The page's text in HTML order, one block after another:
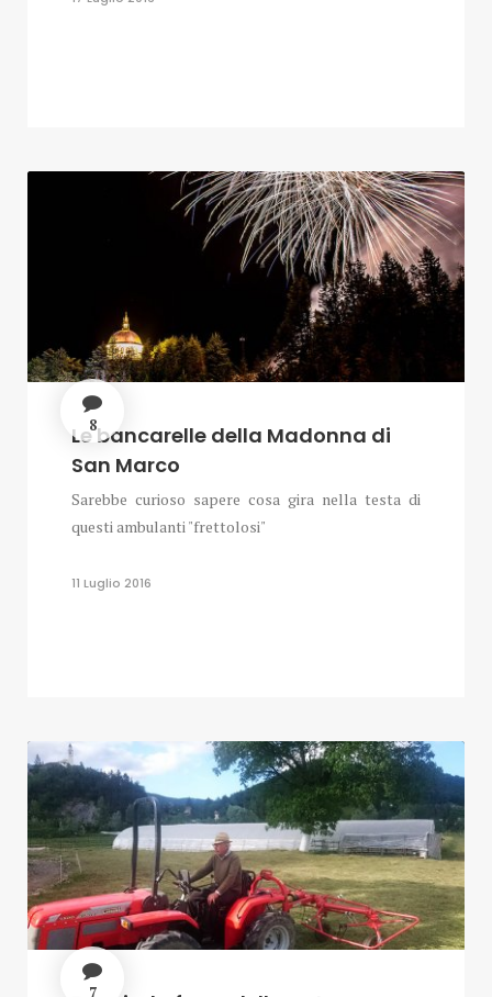
8
Le bancarelle della Madonna di
San Marco
Sarebbe curioso sapere cosa gira nella testa di
questi ambulanti "frettolosi"
11 Luglio 2016
7